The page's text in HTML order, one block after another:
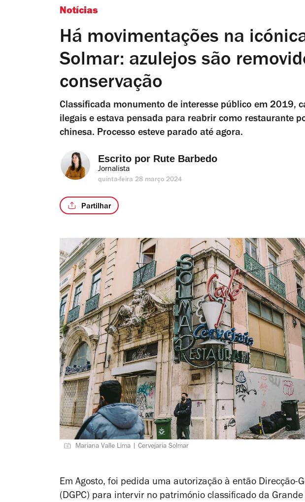
Notícias
Há movimentações na
Solmar: azulejos são
conservação
Classificada monumento de interesse público em 2019,
ilegais e estava pensada para reabrir como restaurante
chinesa. Processo esteve parado até agora.
Escrito por Rute Barbedo
Jornalista
quinta-feira 28 março 2024
Partilhar
Mariana Valle Lima | Cervejaria Solmar
Em Agosto, foi pedida uma autorização à então Direcção-
(DGPC) para intervir no património classificado da